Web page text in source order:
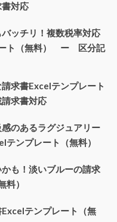
対応
ッチリ！複数税率対応
ト（無料） ー 区分記
求書Excelテンプレート
求書対応
感のあるラグジュアリー
ンプレート（無料）
も！淡いブルーの請求
）
テンプレート（無